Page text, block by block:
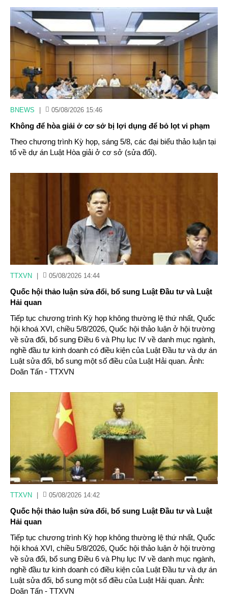
BNEWS 05/08/2026 15:46
Không để hòa giải ở cơ sở bị lợi dụng để bỏ lọt vi phạm
Theo chương trình Kỳ họp, sáng 5/8, các đại biểu thảo luận tại
tổ về dự án Luật Hòa giải ở cơ sở (sửa đổi).
TTXVN 05/08/2026 14:44
Quốc hội thảo luận sửa đổi, bổ sung Luật Đầu tư và Luật
Hải quan
Tiếp tục chương trình Kỳ họp không thường lệ thứ nhất, Quốc
hội khoá XVI, chiều 5/8/2026, Quốc hội thảo luận ở hội trường
về sửa đổi, bổ sung Điều 6 và Phụ lục IV về danh mục ngành,
nghề đầu tư kinh doanh có điều kiện của Luật Đầu tư và dự án
Luật sửa đổi, bổ sung một số điều của Luật Hải quan. Ảnh:
Doãn Tấn - TTXVN
TTXVN 05/08/2026 14:42
Quốc hội thảo luận sửa đổi, bổ sung Luật Đầu tư và Luật
Hải quan
Tiếp tục chương trình Kỳ họp không thường lệ thứ nhất, Quốc
hội khoá XVI, chiều 5/8/2026, Quốc hội thảo luận ở hội trường
về sửa đổi, bổ sung Điều 6 và Phụ lục IV về danh mục ngành,
nghề đầu tư kinh doanh có điều kiện của Luật Đầu tư và dự án
Luật sửa đổi, bổ sung một số điều của Luật Hải quan. Ảnh:
Doãn Tấn - TTXVN